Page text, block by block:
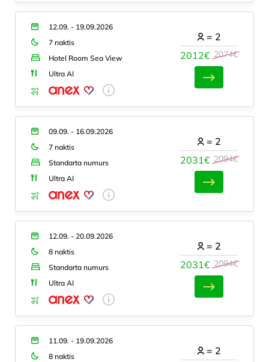
12.09. - 19.09.2026
7 naktis
Hotel Room Sea View
Ultra AI
2012€ 2074€
= 2
09.09. - 16.09.2026
7 naktis
Standarta numurs
Ultra AI
2031€ 2094€
= 2
12.09. - 20.09.2026
8 naktis
Standarta numurs
Ultra AI
2031€ 2094€
= 2
11.09. - 19.09.2026
8 naktis
= 2